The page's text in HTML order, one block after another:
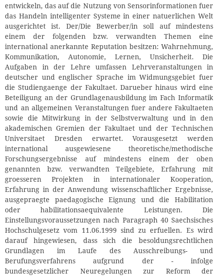
entwickeln, das auf die Nutzung von Sensorinformationen fuer
das Handeln intelligenter Systeme in einer natuerlichen Welt
ausgerichtet ist. Der/Die Bewerber/in soll auf mindestens
einem der folgenden bzw. verwandten Themen eine
international anerkannte Reputation besitzen: Wahrnehmung,
Kommunikation, Autonomie, Lernen, Unsicherheit. Die
Aufgaben in der Lehre umfassen Lehrveranstaltungen in
deutscher und englischer Sprache im Widmungsgebiet fuer
die Studiengaenge der Fakultaet. Darueber hinaus wird eine
Beteiligung an der Grundlagenausbildung im Fach Informatik
und an allgemeinen Veranstaltungen fuer andere Fakultaeten
sowie die Mitwirkung in der Selbstverwaltung und in den
akademischen Gremien der Fakultaet und der Technischen
Universitaet Dresden erwartet. Vorausgesetzt werden
international ausgewiesene theoretische/methodische
Forschungsergebnisse auf mindestens einem der oben
genannten bzw. verwandten Teilgebiete, Erfahrung mit
groesseren Projekten in internationaler Kooperation,
Erfahrung in der Anwendung wissenschaftlicher Ergebnisse,
ausgepraegte paedagogische Eignung und die Habilitation
oder habilitationsaequivalente Leistungen. Die
Einstellungsvoraussetzungen nach Paragraph 40 Saechsisches
Hochschulgesetz vom 11.06.1999 sind zu erfuellen. Es wird
darauf hingewiesen, dass sich die besoldungsrechtlichen
Grundlagen im Laufe des Ausschreibungs- und
Berufungsverfahrens aufgrund der - infolge
bundesgesetzlicher Neuregelungen zur Reform der